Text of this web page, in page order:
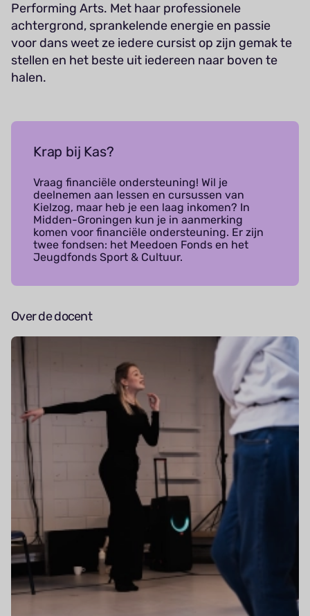
Performing Arts. Met haar professionele
achtergrond, sprankelende energie en passie
voor dans weet ze iedere cursist op zijn gemak te
stellen en het beste uit iedereen naar boven te
halen.
Krap bij Kas?
Vraag financiële ondersteuning! Wil je
deelnemen aan lessen en cursussen van
Kielzog, maar heb je een laag inkomen? In
Midden-Groningen kun je in aanmerking
komen voor financiële ondersteuning. Er zijn
twee fondsen: het Meedoen Fonds en het
Jeugdfonds Sport & Cultuur.
Over de docent